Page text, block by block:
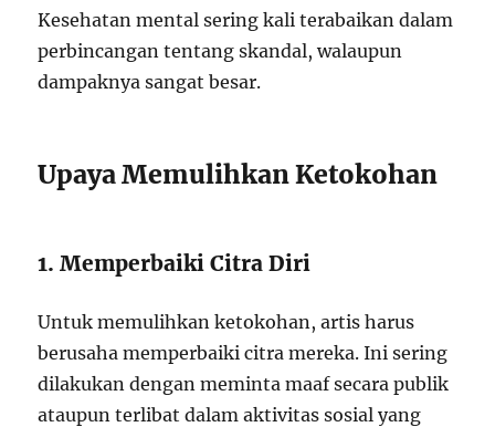
Kesehatan mental sering kali terabaikan dalam
perbincangan tentang skandal, walaupun
dampaknya sangat besar.
Upaya Memulihkan Ketokohan
1. Memperbaiki Citra Diri
Untuk memulihkan ketokohan, artis harus
berusaha memperbaiki citra mereka. Ini sering
dilakukan dengan meminta maaf secara publik
ataupun terlibat dalam aktivitas sosial yang